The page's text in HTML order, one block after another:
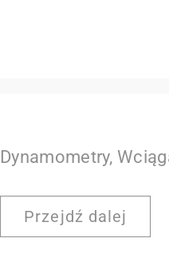
Dynamometry,
Przejdź dalej